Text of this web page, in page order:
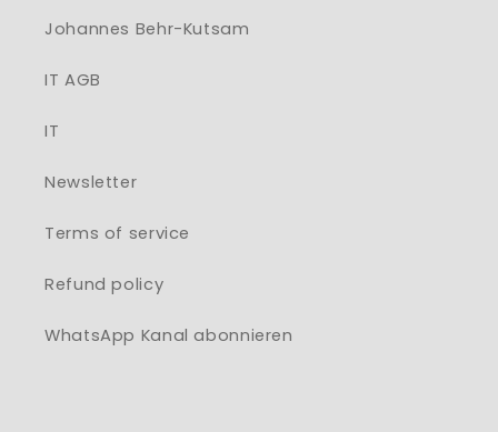
Johannes Behr-Kutsam
IT AGB
IT
Newsletter
Terms of service
Refund policy
WhatsApp Kanal abonnieren